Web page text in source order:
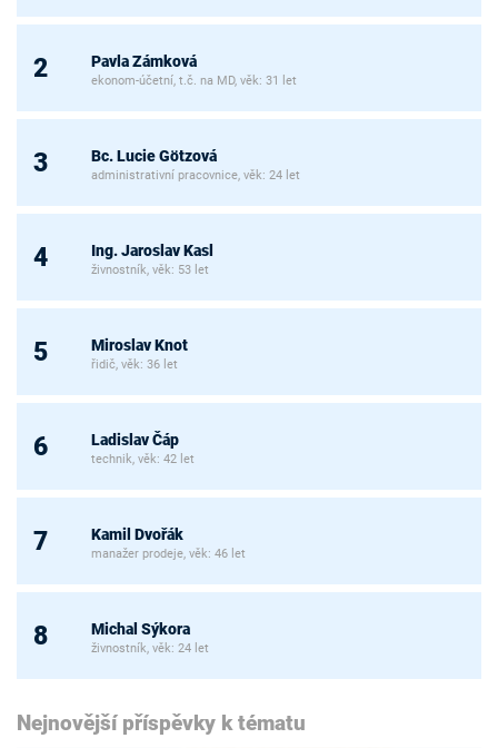
2 Pavla Zámková
ekonom-účetní, t.č. na MD, věk: 31 let
3 Bc. Lucie Götzová
administrativní pracovnice, věk: 24 let
4 Ing. Jaroslav Kasl
živnostník, věk: 53 let
5 Miroslav Knot
řidič, věk: 36 let
6 Ladislav Čáp
technik, věk: 42 let
7 Kamil Dvořák
manažer prodeje, věk: 46 let
8 Michal Sýkora
živnostník, věk: 24 let
Nejnovější příspěvky k tématu